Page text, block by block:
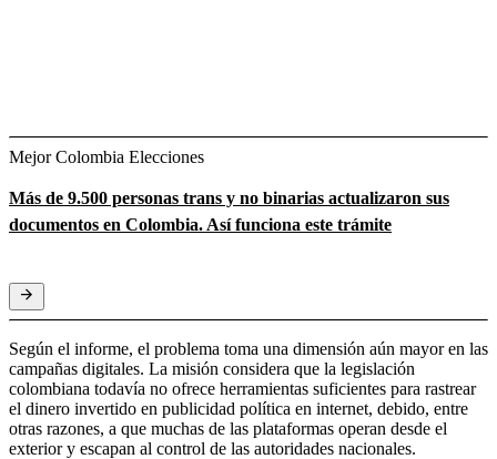
Mejor Colombia Elecciones
Más de 9.500 personas trans y no binarias actualizaron sus
documentos en Colombia. Así funciona este trámite
Según el informe, el problema toma una dimensión aún mayor en las
campañas digitales. La misión considera que la legislación
colombiana todavía no ofrece herramientas suficientes para rastrear
el dinero invertido en publicidad política en internet, debido, entre
otras razones, a que muchas de las plataformas operan desde el
exterior y escapan al control de las autoridades nacionales.